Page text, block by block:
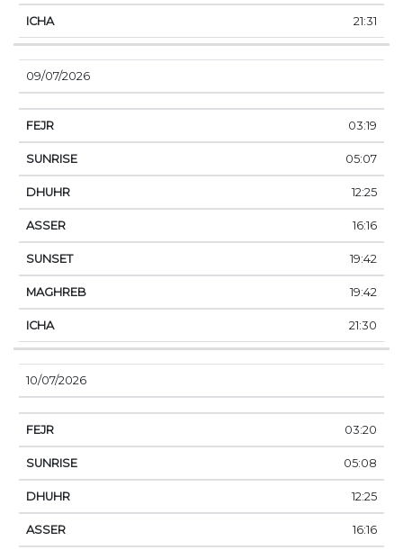
21:31
09/07/2026
03:19
05:07
12:25
16:16
19:42
19:42
21:30
10/07/2026
03:20
05:08
12:25
16:16